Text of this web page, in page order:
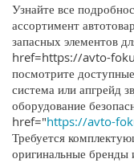
Узнайте все
ассортимент
запасных элементов
href=https://avto-
посмотрите
система или апгрейд
оборудование
href="https://avto-
Требуется
оригинальные бренды